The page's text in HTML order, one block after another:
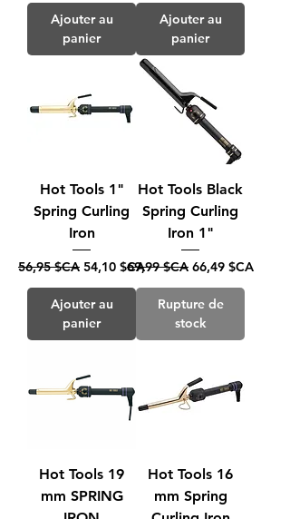
Ajouter au
panier
Ajouter au
panier
Hot Tools 1"
Spring Curling
Iron
Prix original
56,95 $CA Prix promotionnel
54,10 $CA
Ajouter au
panier
Hot Tools Black
Spring Curling
Iron 1"
Prix original
69,99 $CA Prix
66,49 $CA
Rupture de
stock
Hot Tools 19
mm SPRING
Hot Tools 16
mm Spring